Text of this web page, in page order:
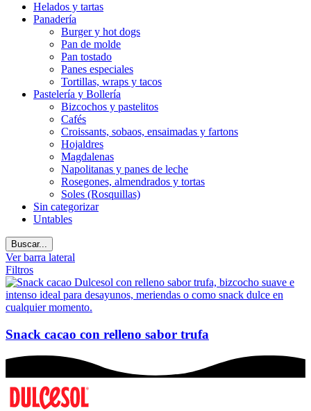
Helados y tartas
Panadería
Burger y hot dogs
Pan de molde
Pan tostado
Panes especiales
Tortillas, wraps y tacos
Pastelería y Bollería
Bizcochos y pastelitos
Cafés
Croissants, sobaos, ensaimadas y fartons
Hojaldres
Magdalenas
Napolitanas y panes de leche
Rosegones, almendrados y tortas
Soles (Rosquillas)
Sin categorizar
Untables
Buscar...
Ver barra lateral
Filtros
Snack cacao con relleno sabor trufa